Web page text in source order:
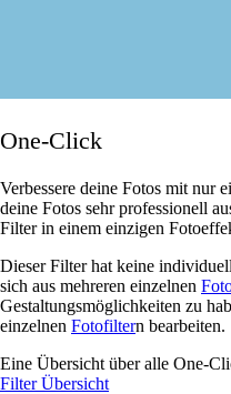
One-Click
Verbessere deine Fotos mit nur
deine Fotos sehr professionell
Filter in einem einzigen
Dieser Filter hat keine
sich aus mehreren einzelnen
Gestaltungsmöglichkeiten zu
einzelnen Fotofiltern bearbeiten.
Eine Übersicht über alle One-
Filter Übersicht